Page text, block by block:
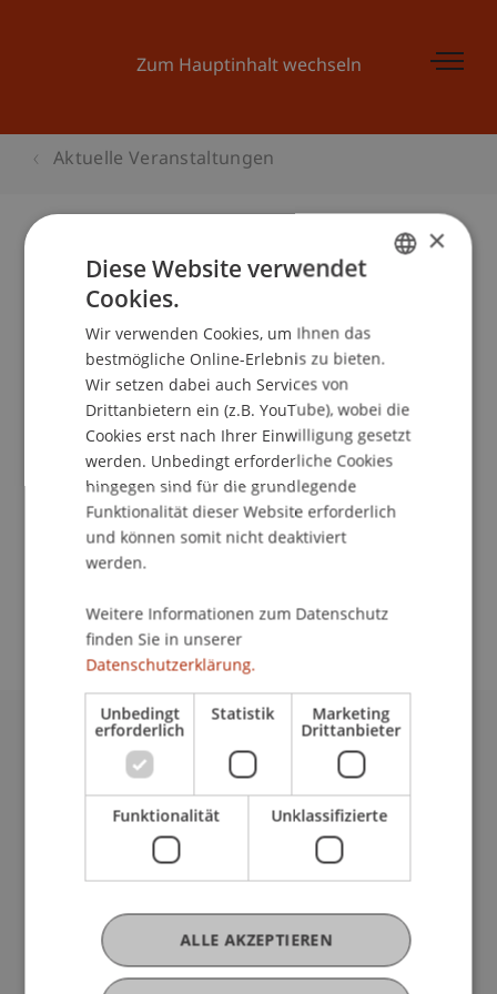
Zum Hauptinhalt wechseln
Aktuelle Veranstaltungen
Kinder-Uni Liechtenstein 2006:
«WIE IDEEN LAUFEN LERNEN! Von
der guten Idee zur eigenen
Firma.»
School/Professur:
Empfang
Veranstaltungsdetails
Universität Liechtenstein
Fürst-Franz-Josef-Strasse
9490 Vaduz
T +423 265 11 11
info@uni.li
Fußzeile Rechtliche Hinweise
Rechtssammlung
Datenschutzerklärung
Disclaimer
×
Diese Website verwendet
Cookies.
Wir verwenden Cookies, um Ihnen das
bestmögliche Online-Erlebnis zu bieten.
Wir setzen dabei auch Services von
Drittanbietern ein (z.B. YouTube), wobei die
Cookies erst nach Ihrer Einwilligung gesetzt
werden. Unbedingt erforderliche Cookies
hingegen sind für die grundlegende
Funktionalität dieser Website erforderlich
und können somit nicht deaktiviert
werden.
Weitere Informationen zum Datenschutz
finden Sie in unserer
Datenschutzerklärung.
Unbedingt
erforderlich
Statistik Marketing
Drittanbieter
Funktionalität Unklassifizierte
ALLE AKZEPTIEREN